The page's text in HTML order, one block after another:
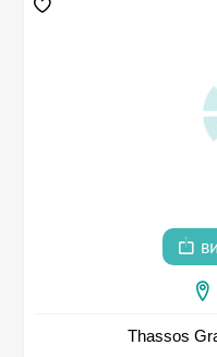
Thassos